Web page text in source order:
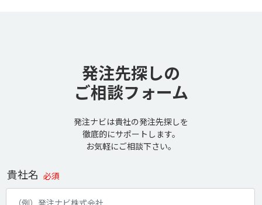
発注先探しの
ご相談フォーム
発注ナビは貴社の発注先探しを
徹底的にサポートします。
お気軽にご相談下さい。
貴社名 必須